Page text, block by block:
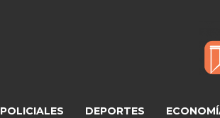
POLICIALES DEPORTES